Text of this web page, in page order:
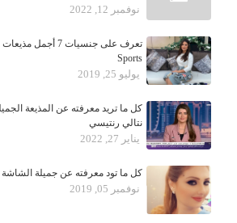
نوفمبر 12, 2022
Sports
يوليو 25, 2019
كل ما تريد معرفته عن المذيعة
نتالي رنتيسي
يناير 27, 2022
كل ما تود معرفته عن جميلة الشاشة
نوفمبر 05, 2019